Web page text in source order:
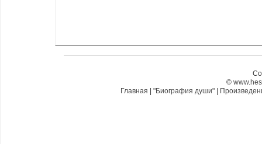
©
Главная
"Биография души"